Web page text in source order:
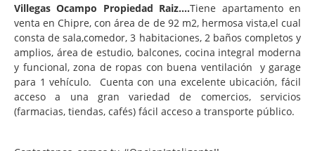
Villegas Ocampo Propiedad Raiz....Tiene apartamento en
venta en Chipre, con área de de 92 m2, hermosa vista,el cual
consta de sala,comedor, 3 habitaciones, 2 baños completos y
amplios, área de estudio, balcones, cocina integral moderna
y funcional, zona de ropas con buena ventilación y garage
para 1 vehículo. Cuenta con una excelente ubicación, fácil
acceso a una gran variedad de comercios, servicios
(farmacias, tiendas, cafés) fácil acceso a transporte público.